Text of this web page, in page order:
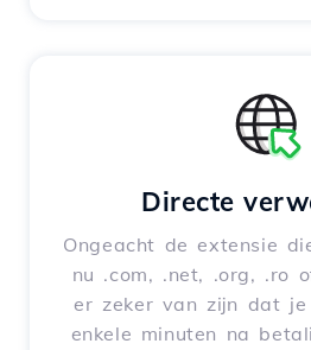
Directe
Ongeacht de extensie
nu .com, .net, .org, .ro
er zeker van zijn dat je
enkele minuten na